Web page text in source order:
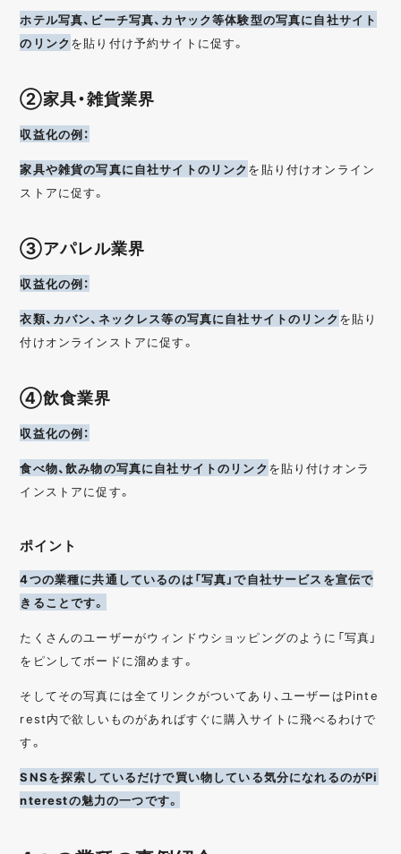
ホテル写真、ビーチ写真、カヤック等体験型の写真に自社サイト
のリンクを貼り付け予約サイトに促す。
②家具・雑貨業界
収益化の例：
家具や雑貨の写真に自社サイトのリンクを貼り付けオンライン
ストアに促す。
③アパレル業界
収益化の例：
衣類、カバン、ネックレス等の写真に自社サイトのリンクを貼り
付けオンラインストアに促す。
④飲食業界
収益化の例：
食べ物、飲み物の写真に自社サイトのリンクを貼り付けオンラ
インストアに促す。
ポイント
4つの業種に共通しているのは「写真」で自社サービスを宣伝で
きることです。
たくさんのユーザーがウィンドウショッピングのように「写真」
をピンしてボードに溜めます。
そしてその写真には全てリンクがついてあり、ユーザーはPinte
rest内で欲しいものがあればすぐに購入サイトに飛べるわけで
す。
SNSを探索しているだけで買い物している気分になれるのがPi
nterestの魅力の一つです。